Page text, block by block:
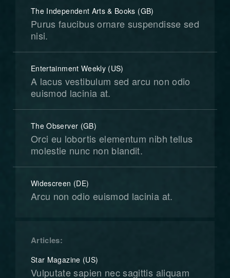
The Independent Arts & Books (GB)
Purus faucibus ornare suspendisse sed
nisi.
Entertainment Weekly (US)
A lacus vestibulum sed arcu non odio
euismod lacinia at.
The Observer (GB)
Orci eu lobortis elementum nibh tellus
molestie nunc non blandit.
Widescreen (DE)
Arcu non odio euismod lacinia at.
Articles
Star Magazine (US)
Vulputate sapien nec sagittis aliquam